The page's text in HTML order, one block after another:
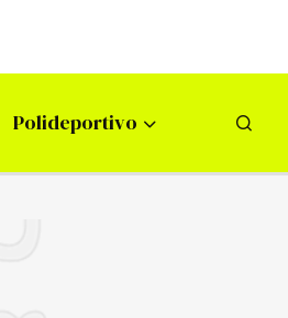
Polideportivo